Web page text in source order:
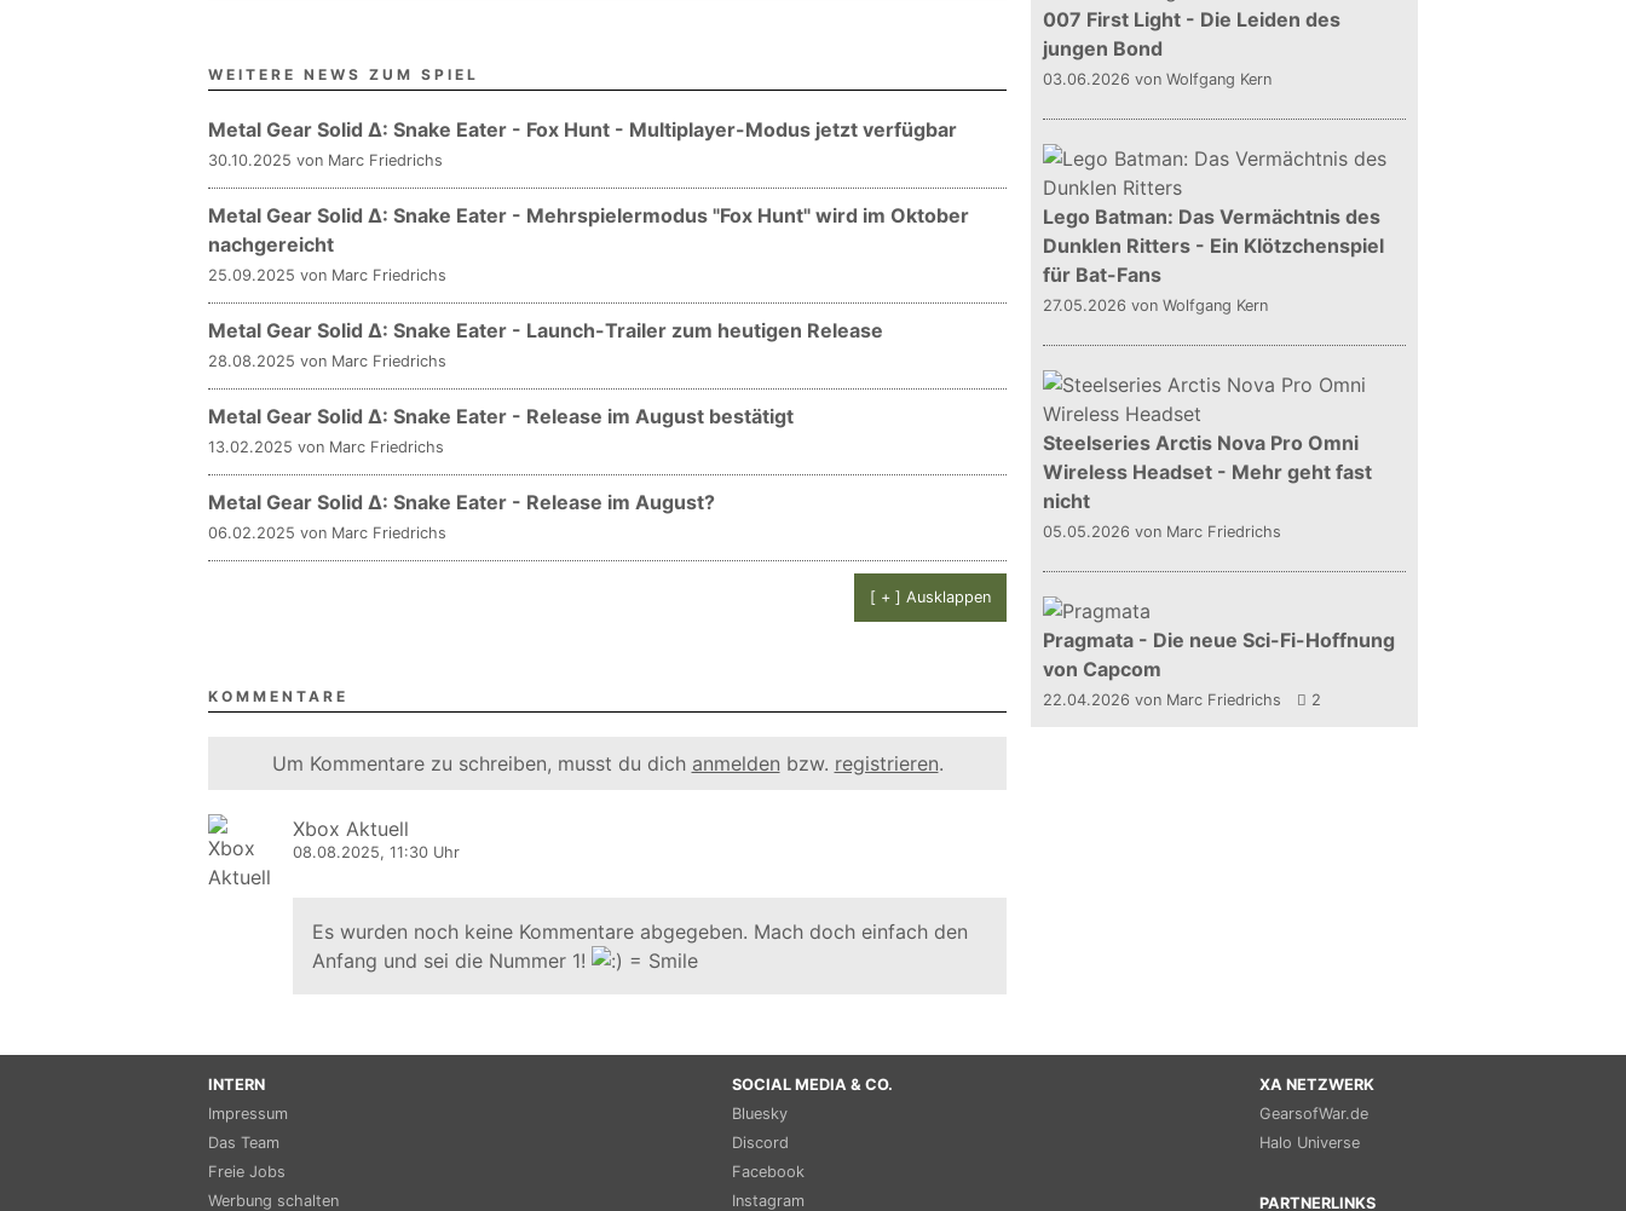
WEITERE NEWS ZUM SPIEL
Metal Gear Solid Δ: Snake Eater - Fox Hunt - Multiplayer-Modus jetzt verfügbar
30.10.2025 von Marc Friedrichs
Metal Gear Solid Δ: Snake Eater - Mehrspielermodus "Fox Hunt" wird im Oktober
nachgereicht
25.09.2025 von Marc Friedrichs
Metal Gear Solid Δ: Snake Eater - Launch-Trailer zum heutigen Release
28.08.2025 von Marc Friedrichs
Metal Gear Solid Δ: Snake Eater - Release im August bestätigt
13.02.2025 von Marc Friedrichs
Metal Gear Solid Δ: Snake Eater - Release im August?
06.02.2025 von Marc Friedrichs
[ + ] Ausklappen
KOMMENTARE
Um Kommentare zu schreiben, musst du dich anmelden bzw. registrieren.
Xbox Aktuell
08.08.2025, 11:30 Uhr
Es wurden noch keine Kommentare abgegeben. Mach doch einfach den
Anfang und sei die Nummer 1!
007 First Light - Die Leiden des
jungen Bond
03.06.2026 von Wolfgang Kern
Lego Batman: Das Vermächtnis des
Dunklen Ritters - Ein Klötzchenspiel
für Bat-Fans
27.05.2026 von Wolfgang Kern
Steelseries Arctis Nova Pro Omni
Wireless Headset - Mehr geht fast
nicht
05.05.2026 von Marc Friedrichs
Pragmata - Die neue Sci-Fi-Hoffnung
von Capcom
22.04.2026 von Marc Friedrichs 2
INTERN
Impressum
Das Team
Freie Jobs
Werbung schalten
SOCIAL MEDIA & CO.
Bluesky
Discord
Facebook
Instagram
XA NETZWERK
GearsofWar.de
Halo Universe
PARTNERLINKS